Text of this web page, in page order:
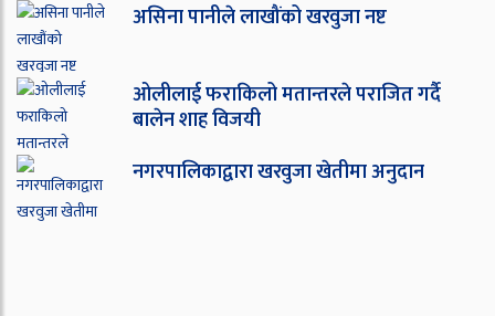
असिना पानीले लाखौंको खरवुजा नष्ट
ओ‌लीलाई फराकिलो मतान्तरले पराजित गर्दै
बालेन शाह विजयी
नगरपालिकाद्वारा खरवुजा खेतीमा अनुदान